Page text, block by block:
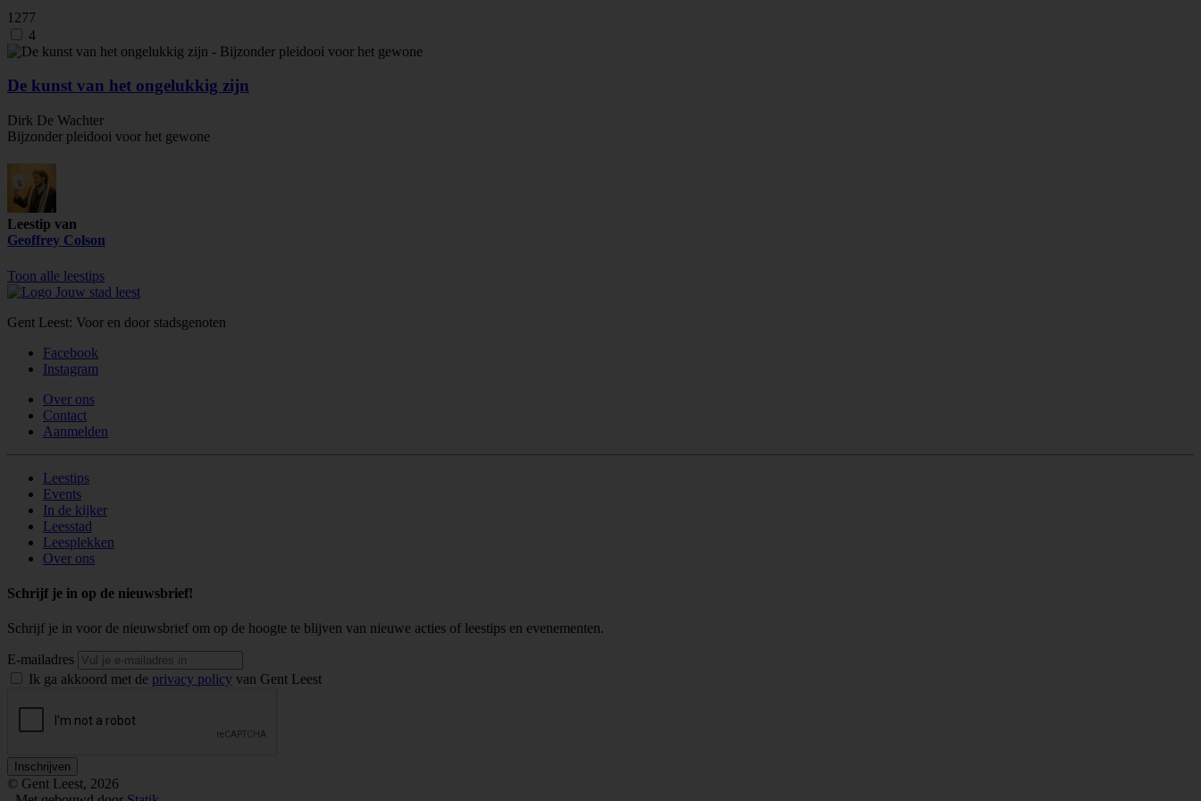
1277
4
De kunst van het ongelukkig zijn
Dirk De Wachter
Bijzonder pleidooi voor het gewone
Leestip van
Geoffrey Colson
Toon alle leestips
Gent Leest: Voor en door stadsgenoten
Facebook
Instagram
Over ons
Contact
Aanmelden
Leestips
Events
In de kijker
Leesstad
Leesplekken
Over ons
Schrijf je in op de nieuwsbrief!
Schrijf je in voor de nieuwsbrief om op de hoogte te blijven van nieuwe acties of leestips en evenementen.
E-mailadres
Ik ga akkoord met de privacy policy van Gent Leest
Inschrijven
© Gent Leest, 2026